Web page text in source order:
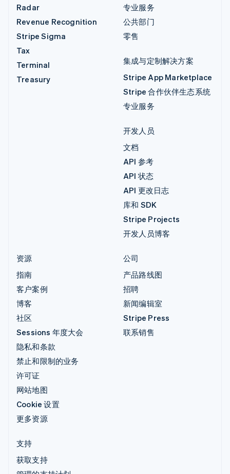
Radar
Revenue Recognition
Stripe Sigma
Tax
Terminal
Treasury
专业服务
公共部门
零售
集成与定制解决方案
Stripe App Marketplace
Stripe 合作伙伴生态系统
专业服务
开发人员
文档
API 参考
API 状态
API 更改日志
库和 SDK
Stripe Projects
开发人员博客
资源
指南
客户案例
博客
社区
Sessions 年度大会
隐私和条款
禁止和限制的业务
许可证
网站地图
Cookie 设置
更多资源
公司
产品路线图
招聘
新闻编辑室
Stripe Press
联系销售
支持
获取支持